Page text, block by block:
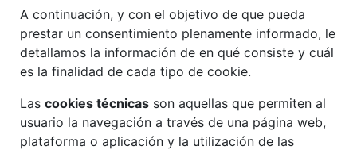
A continuación, y con el objetivo de que pueda
prestar un consentimiento plenamente informado, le
detallamos la información de en qué consiste y cuál
es la finalidad de cada tipo de cookie.
Las cookies técnicas son aquellas que permiten al
usuario la navegación a través de una página web,
plataforma o aplicación y la utilización de las